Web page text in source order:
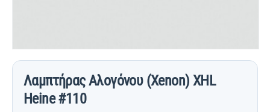
Λαμπτήρας Αλογόνου (Xenon) XHL
Heine #110